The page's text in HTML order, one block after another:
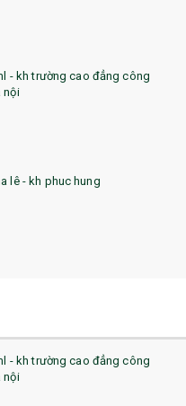
- kh trường cao đẳng công
nội
lê - kh phuc hung
- kh trường cao đẳng công
nội